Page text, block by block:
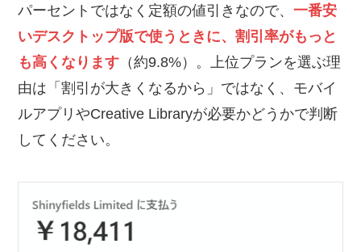
パーセントではなく定額の値引きなので、一番安
いデスクトップ版で使うときに、割引率がもっと
も高くなります （約9.8%）。上位プランを選ぶ理
由は「割引が大きくなるから」ではなく、モバイ
ルアプリやCreative Libraryが必要かどうかで判断
してください。